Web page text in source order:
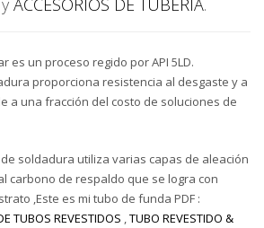
y ACCESORIOS DE TUBERÍA.
es un proceso regido por API 5LD.
proporciona resistencia al desgaste y a
a una fracción del costo de soluciones de
soldadura utiliza varias capas de aleación
carbono de respaldo que se logra con
,Este es mi tubo de funda PDF :
TUBOS REVESTIDOS ,TUBO REVESTIDO &